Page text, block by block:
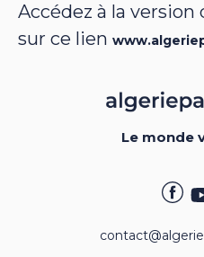
Accédez à la
sur ce lien
Le monde